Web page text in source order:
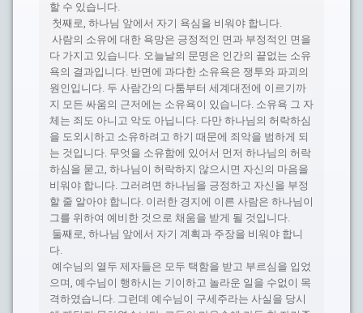
할 수 있습니다.
첫째로, 하나님 앞에서 자기 욕심을 비워야 합니다.
사람의 소유에 대한 욕망은 긍정적인 면과 부정적인 면을
다 가지고 있습니다. 오늘날의 문명은 인간의 끝없는 소유
욕의 결과입니다. 반면에 과다한 소유욕은 쟁투와 파괴의
원인입니다. 두 사람간의 다툼부터 세계대전에 이르기까
지 모든 싸움의 근저에는 소유욕이 있습니다. 소유욕 그 자
체는 죄도 아니고 악도 아닙니다. 다만 하나님의 허락하심
을 도외시하고 소유하려고 하기 때문에 죄악을 범하게 되
는 것입니다. 무엇을 소유함에 있어서 먼저 하나님의 허락
하심을 묻고, 하나님이 허락하지 않으시면 자신의 마음을
비워야 합니다. 그러려면 하나님을 긍정하고 자신을 부정
할 줄 알아야 합니다. 이러한 경지에 이른 사람은 하나님이
그를 위하여 예비한 것으로 채움을 받게 될 것입니다.
둘째로, 하나님 앞에서 자기 계획과 주장을 비워야 합니
다.
예수님의 열두 제자들은 모두 택함을 받고 부르심을 입었
으며, 예수님이 행하시는 기이하고 놀라운 일을 수없이 목
격하였습니다. 그런데 예수님이 구세주라는 사실을 당시